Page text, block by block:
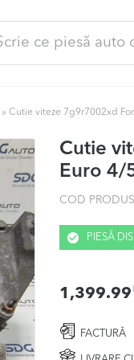
» Cutie viteze 7g9r7002xd
Cutie
Euro 4/
COD
PIESĂ
1,399.99
FACTURĂ